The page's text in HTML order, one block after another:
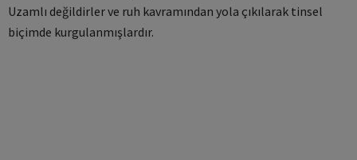
Uzamlı değildirler ve ruh kavramından yola çıkılarak tinsel
biçimde kurgulanmışlardır.